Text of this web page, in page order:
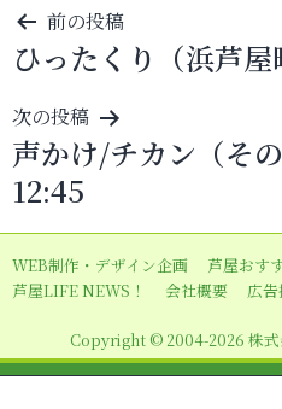
投
稿
ナ
ビ
ゲ
ー
シ
ョ
前の投稿
ひったくり（浜芦
次の投稿
声かけ/チカン（そ
12:45
WEB制作・デザイン企画 芦屋おす
芦屋LIFE NEWS！
会社概要 広
Copyright © 2004-2026 株